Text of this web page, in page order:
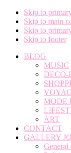
Skip to
Skip to main
Skip to
Skip to footer
BLOG
MUSIC
DECO-
MODE
ART
CONTACT
GALLERY
General